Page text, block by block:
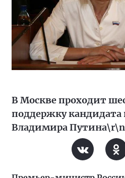
В Москве проходит
поддержку
Владимира Путина\r\n